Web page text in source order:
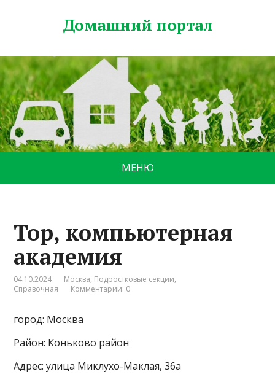
Домашний портал
МЕНЮ
Top, компьютерная
академия
04.10.2024 Москва, Подростковые секции,
Справочная
Комментарии: 0
город: Москва
Район: Коньково район
Адрес: улица Миклухо-Маклая, 36а